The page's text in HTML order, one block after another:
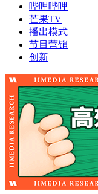
哔哩哔哩
芒果TV
播出模式
节目营销
创新